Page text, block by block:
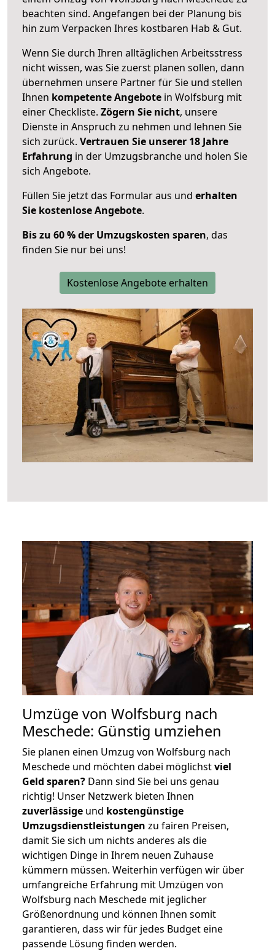
beachten sind. Angefangen bei der Planung bis
hin zum Verpacken Ihres kostbaren Hab & Gut.
Wenn Sie durch Ihren alltäglichen Arbeitsstress
nicht wissen, was Sie zuerst planen sollen, dann
übernehmen unsere Partner für Sie und stellen
Ihnen kompetente Angebote in Wolfsburg mit
einer Checkliste. Zögern Sie nicht, unsere
Dienste in Anspruch zu nehmen und lehnen Sie
sich zurück. Vertrauen Sie unserer 18 Jahre
Erfahrung in der Umzugsbranche und holen Sie
sich Angebote.
Füllen Sie jetzt das Formular aus und erhalten
Sie kostenlose Angebote.
Bis zu 60 % der Umzugskosten sparen, das
finden Sie nur bei uns!
Kostenlose Angebote erhalten
Umzüge von Wolfsburg nach
Meschede: Günstig umziehen
Sie planen einen Umzug von Wolfsburg nach
Meschede und möchten dabei möglichstviel
Geld sparen? Dann sind Sie bei uns genau
richtig! Unser Netzwerk bieten Ihnen
zuverlässige und kostengünstige
Umzugsdienstleistungen zu fairen Preisen,
damit Sie sich um nichts anderes als die
wichtigen Dinge in Ihrem neuen Zuhause
kümmern müssen. Weiterhin verfügen wir über
umfangreiche Erfahrung mit Umzügen von
Wolfsburg nach Meschede mit jeglicher
Größenordnung und können Ihnen somit
garantieren, dass wir für jedes Budget eine
passende Lösung finden werden.